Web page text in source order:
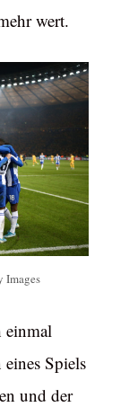
wert.
Images
einmal
Spiels
und der